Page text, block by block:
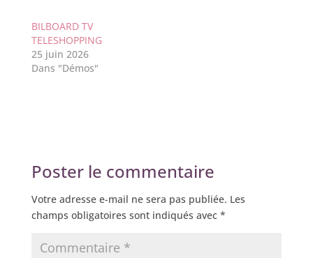
BILBOARD TV
TELESHOPPING
25 juin 2026
Dans "Démos"
Poster le commentaire
Votre adresse e-mail ne sera pas publiée. Les
champs obligatoires sont indiqués avec *